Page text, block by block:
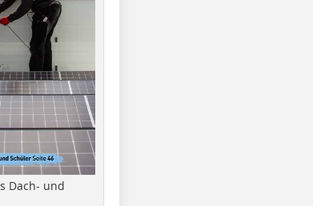
Dach- und